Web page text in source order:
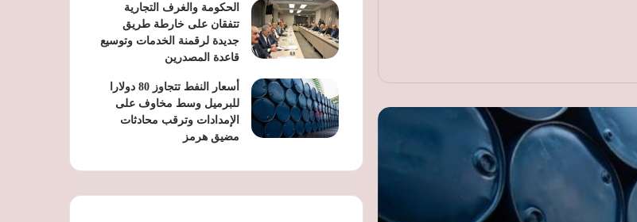
بيانات الوظائف الأمريكية
ألف برميل يوميًا اعتبارًا من سبتمبر
تباطؤ تضخم أسعار المنتجين في جنوب
الحكومة والغرف التجارية
تتفقان على خارطة طريق
جديدة لرقمنة الخدمات وتوسيع
قاعدة المصدرين
أسعار النفط تتجاوز 80 دولارا
للبرميل وسط مخاوف على
الإمدادات وترقب محادثات
مضيق هرمز